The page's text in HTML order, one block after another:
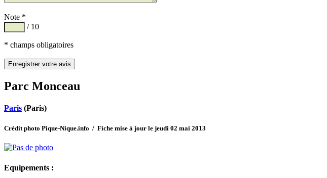
Note *
/ 10
* champs obligatoires
Parc Monceau
Paris (Paris)
Crédit photo Pique-Nique.info / Fiche mise à jour le jeudi 02 mai 2013
Equipements :